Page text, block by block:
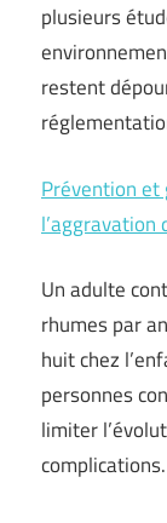
plusieurs
restent
Prévention
l’aggravation
Un adulte
rhumes par
huit chez
personnes
limiter